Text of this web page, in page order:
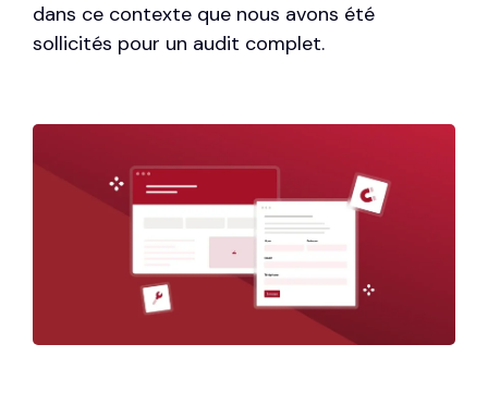
dans ce contexte que nous avons été
sollicités pour un audit complet.